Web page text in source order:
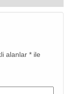
alanlar * ile